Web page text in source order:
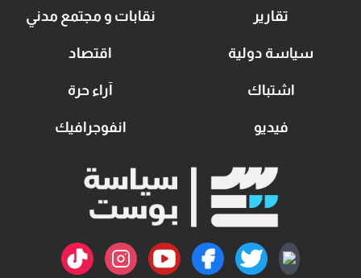
تقارير نقابات و مجتمع مدني
سياسة دولية اقتصاد
اشتباك آراء حرة
فيديو انفوجرافيك